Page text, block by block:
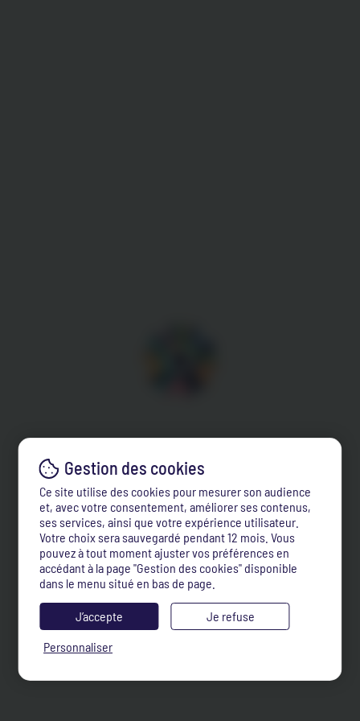
Ce site utilise des cookies pour mesurer son audience
et, avec votre consentement, améliorer ses contenus,
ses services, ainsi que votre expérience utilisateur.
Votre choix sera sauvegardé pendant 12 mois. Vous
pouvez à tout moment ajuster vos préférences en
accédant à la page "Gestion des cookies" disponible
dans le menu situé en bas de page.
J’accepte
Je refuse
Personnaliser